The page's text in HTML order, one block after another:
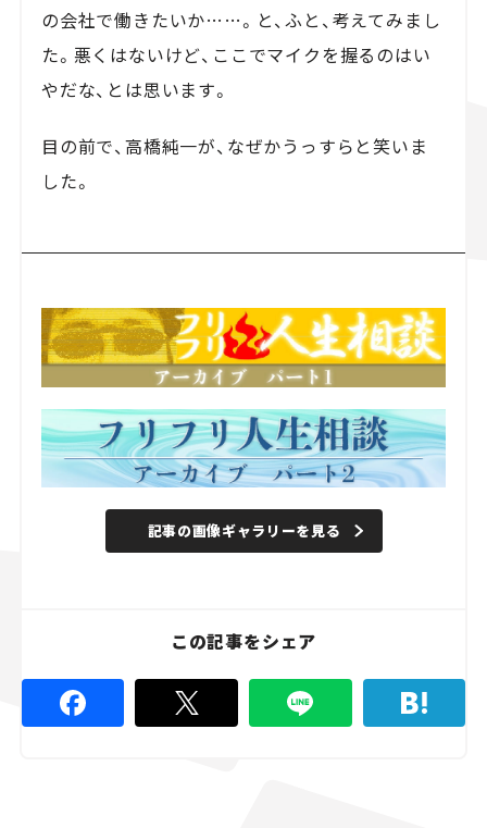
の会社で働きたいか……。と、ふと、考えてみまし
た。悪くはないけど、ここでマイクを握るのはい
やだな、とは思います。
目の前で、高橋純一が、なぜかうっすらと笑いま
した。
記事の画像ギャラリーを見る
この記事をシェア